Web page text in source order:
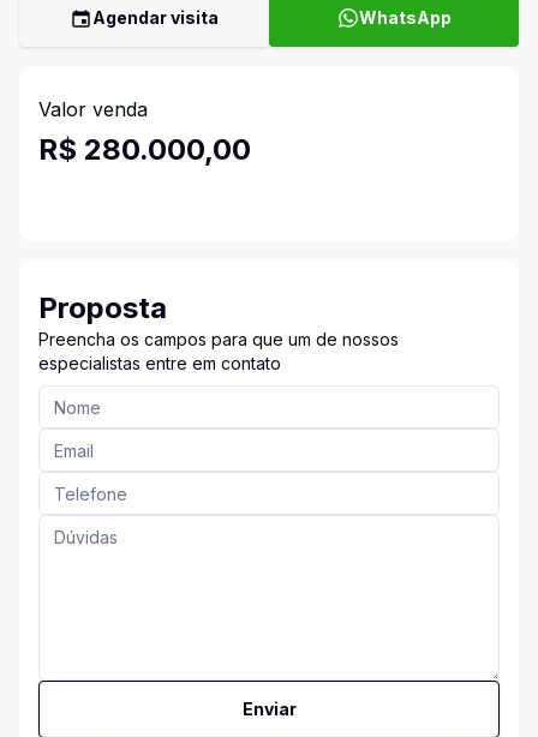
Agendar visita WhatsApp
Valor venda
R$ 280.000,00
Proposta
Preencha os campos para que um de nossos
especialistas entre em contato
Enviar